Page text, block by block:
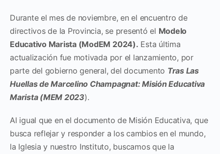
Durante el mes de noviembre, en el encuentro de
directivos de la Provincia, se presentó el Modelo
Educativo Marista (ModEM 2024). Esta última
actualización fue motivada por el lanzamiento, por
parte del gobierno general, del documento Tras Las
Huellas de Marcelino Champagnat: Misión Educativa
Marista (MEM 2023).
Al igual que en el documento de Misión Educativa, que
busca reflejar y responder a los cambios en el mundo,
la Iglesia y nuestro Instituto, buscamos que la